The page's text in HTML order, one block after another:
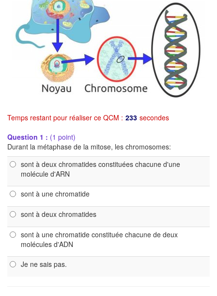
Temps restant pour réaliser ce QCM : 232 secondes
Question 1 : (1 point)
Durant la métaphase de la mitose, les chromosomes:
sont à deux chromatides constituées chacune d'une
molécule d'ARN
sont à une chromatide
sont à deux chromatides
sont à une chromatide constituée chacune de deux
molécules d'ADN
Je ne sais pas.